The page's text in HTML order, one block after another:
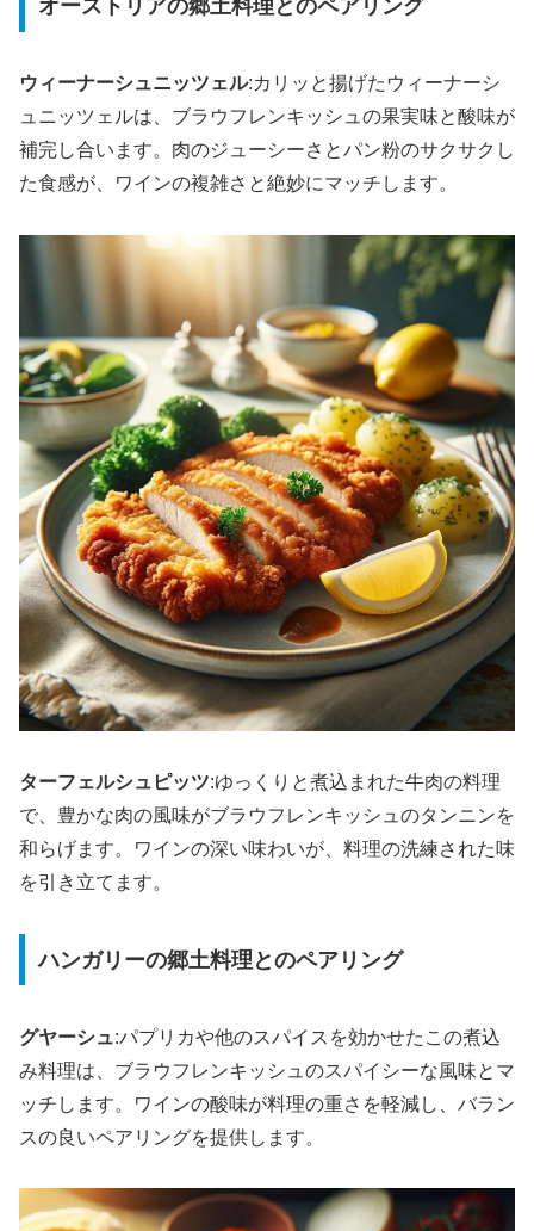
オーストリアの郷土料理とのペアリング
ウィーナーシュニッツェル:カリッと揚げたウィーナーシ
ュニッツェルは、ブラウフレンキッシュの果実味と酸味が
補完し合います。肉のジューシーさとパン粉のサクサクし
た食感が、ワインの複雑さと絶妙にマッチします。
ターフェルシュピッツ:ゆっくりと煮込まれた牛肉の料理
で、豊かな肉の風味がブラウフレンキッシュのタンニンを
和らげます。ワインの深い味わいが、料理の洗練された味
を引き立てます。
ハンガリーの郷土料理とのペアリング
グヤーシュ:パプリカや他のスパイスを効かせたこの煮込
み料理は、ブラウフレンキッシュのスパイシーな風味とマ
ッチします。ワインの酸味が料理の重さを軽減し、バラン
スの良いペアリングを提供します。